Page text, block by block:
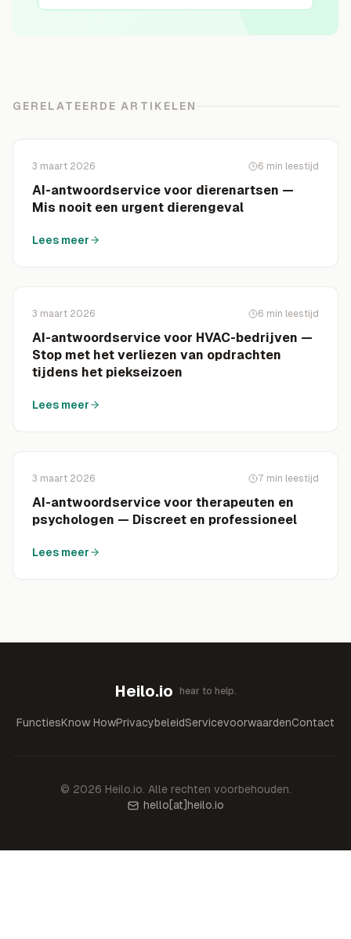
GERELATEERDE ARTIKELEN
3 maart 2026 6 min leestijd
AI-antwoordservice voor dierenartsen —
Mis nooit een urgent dierengeval
Lees meer
3 maart 2026 6 min leestijd
AI-antwoordservice voor HVAC-bedrijven —
Stop met het verliezen van opdrachten
tijdens het piekseizoen
Lees meer
3 maart 2026 7 min leestijd
AI-antwoordservice voor therapeuten en
psychologen — Discreet en professioneel
Lees meer
Heilo.io hear to help.
FunctiesKnow HowPrivacybeleidServicevoorwaardenContact
© 2026 Heilo.io. Alle rechten voorbehouden.
hello[at]heilo.io